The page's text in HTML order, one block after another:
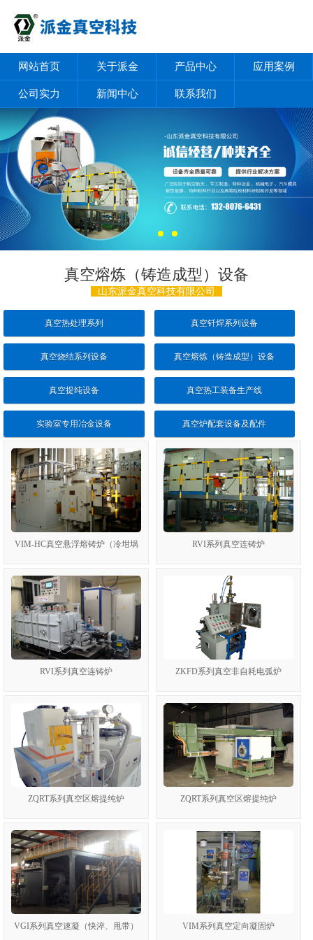
网站首页 关于派金 产品中心 应用案例
公司实力 新闻中心 联系我们
真空熔炼（铸造成型）设备
山东派金真空科技有限公司
真空热处理系列 真空钎焊系列设备
真空烧结系列设备 真空熔炼（铸造成型）设备
真空提纯设备 真空热工装备生产线
实验室专用冶金设备 真空炉配套设备及配件
VIM-HC真空悬浮熔铸炉（冷坩埚 RVI系列真空连铸炉
RVI系列真空连铸炉 ZKFD系列真空非自耗电弧炉
ZQRT系列真空区熔提纯炉 ZQRT系列真空区熔提纯炉
VGI系列真空速凝（快淬、甩带） VIM系列真空定向凝固炉